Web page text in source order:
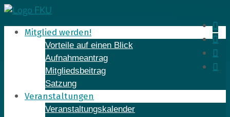
Skip
to
contentMitglied werden!
Vorteile auf einen Blick
Aufnahmeantrag
Mitgliedsbeitrag
Satzung
Veranstaltungen
Veranstaltungskalender